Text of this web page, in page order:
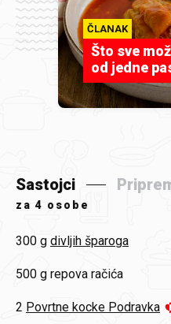
ČLANAK
Što sve
od jedne
Sastojci
za 4 osobe
300 g divljih šparoga
500 g repova račića
2 Povrtne kocke Podravka